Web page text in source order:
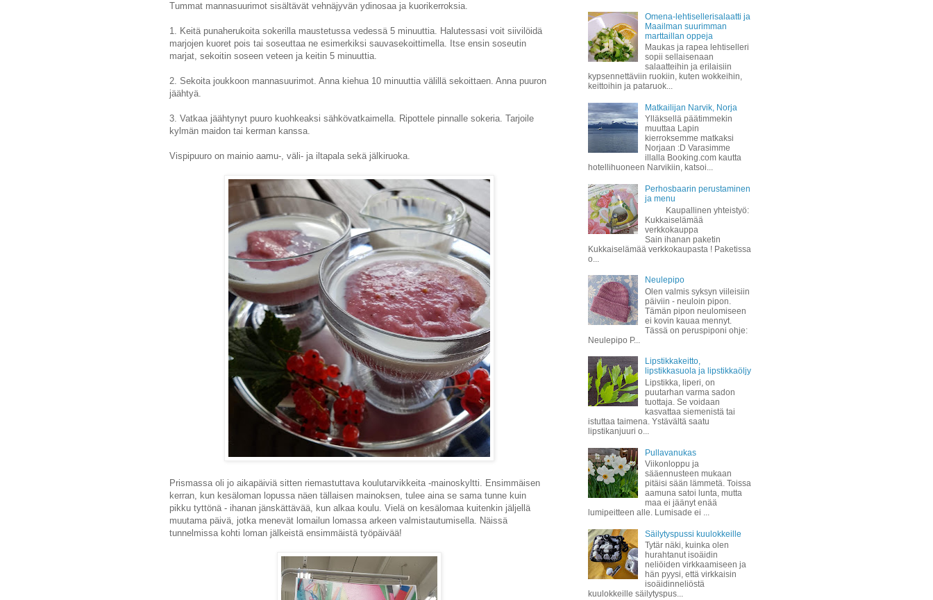
Tummat mannasuurimot sisältävät vehnäjyvän ydinosaa ja kuorikerroksia.
1. Keitä punaherukoita sokerilla maustetussa vedessä 5 minuuttia. Halutessasi voit siivilöidä
marjojen kuoret pois tai soseuttaa ne esimerkiksi sauvasekoittimella. Itse ensin soseutin
marjat, sekoitin soseen veteen ja keitin 5 minuuttia.
2. Sekoita joukkoon mannasuurimot. Anna kiehua 10 minuuttia välillä sekoittaen. Anna puuron
jäähtyä.
3. Vatkaa jäähtynyt puuro kuohkeaksi sähkövatkaimella. Ripottele pinnalle sokeria. Tarjoile
kylmän maidon tai kerman kanssa.
Vispipuuro on mainio aamu-, väli- ja iltapala sekä jälkiruoka.
Prismassa oli jo aikapäiviä sitten riemastuttava koulutarvikkeita -mainoskyltti. Ensimmäisen
kerran, kun kesäloman lopussa näen tällaisen mainoksen, tulee aina se sama tunne kuin
pikku tyttönä - ihanan jänskättävää, kun alkaa koulu. Vielä on kesälomaa kuitenkin jäljellä
muutama päivä, jotka menevät lomailun lomassa arkeen valmistautumisella. Näissä
tunnelmissa kohti loman jälkeistä ensimmäistä työpäivää!
Omena-lehtisellerisalaatti ja
Maailman suurimman
marttaillan oppeja
Maukas ja rapea lehtiselleri
sopii sellaisenaan
salaatteihin ja erilaisiin
kypsennettäviin ruokiin, kuten wokkeihin,
keittoihin ja pataruok...
Matkailijan Narvik, Norja
Ylläksellä päätimmekin
muuttaa Lapin
kierroksemme matkaksi
Norjaan :D Varasimme
illalla Booking.com kautta
hotellihuoneen Narvikiin, katsoi...
Perhosbaarin perustaminen
ja menu
Kaupallinen yhteistyö:
Kukkaiselämää
verkkokauppa
Sain ihanan paketin
Kukkaiselämää verkkokaupasta ! Paketissa
o...
Neulepipo
Olen valmis syksyn viileisiin
päiviin - neuloin pipon.
Tämän pipon neulomiseen
ei kovin kauaa mennyt.
Tässä on peruspiponi ohje:
Neulepipo P...
Lipstikkakeitto,
lipstikkasuola ja lipstikkaöljy
Lipstikka, liperi, on
puutarhan varma sadon
tuottaja. Se voidaan
kasvattaa siemenistä tai
istuttaa taimena. Ystävältä saatu
lipstikanjuuri o...
Pullavanukas
Viikonloppu ja
sääennusteen mukaan
pitäisi sään lämmetä. Toissa
aamuna satoi lunta, mutta
maa ei jäänyt enää
lumipeitteen alle. Lumisade ei ...
Säilytyspussi kuulokkeille
Tytär näki, kuinka olen
hurahtanut isoäidin
neliöiden virkkaamiseen ja
hän pyysi, että virkkaisin
isoäidinneliöstä
kuulokkeille säilytyspus...